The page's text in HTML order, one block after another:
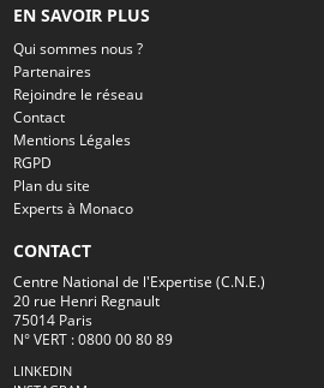
EN SAVOIR PLUS
Qui sommes nous ?
Partenaires
Rejoindre le réseau
Contact
Mentions Légales
RGPD
Plan du site
Experts à Monaco
CONTACT
Centre National de l'Expertise (C.N.E.)
20 rue Henri Regnault
75014 Paris
N° VERT : 0800 00 80 89
LINKEDIN